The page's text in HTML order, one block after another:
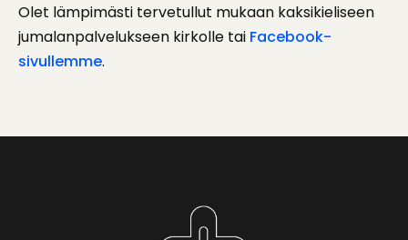
Olet lämpimästi tervetullut mukaan kaksikieliseen
jumalanpalvelukseen kirkolle tai Facebook-
sivullemme.